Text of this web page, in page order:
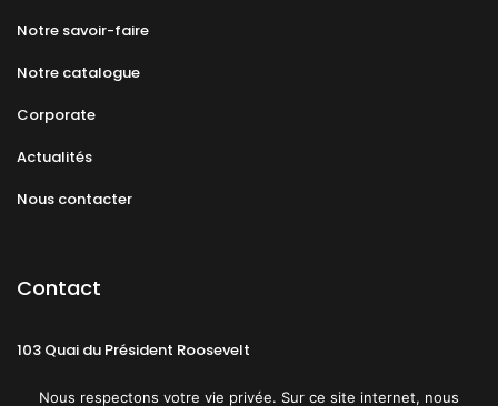
Notre savoir-faire
Notre catalogue
Corporate
Actualités
Nous contacter
Contact
103 Quai du Président Roosevelt
Nous respectons votre vie privée. Sur ce site internet, nous